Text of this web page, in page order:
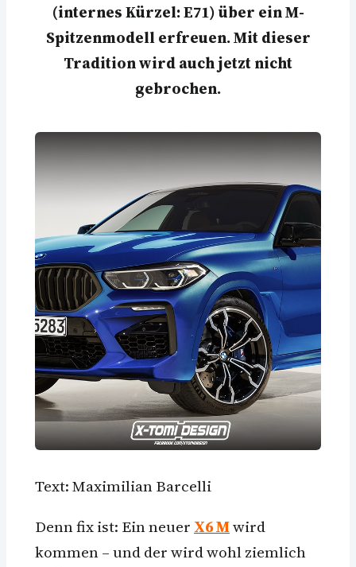
(internes Kürzel: E71) über ein M-
Spitzenmodell erfreuen. Mit dieser
Tradition wird auch jetzt nicht
gebrochen.
Text: Maximilian Barcelli
Denn fix ist: Ein neuer X6 Mwird
kommen – und der wird wohl ziemlich